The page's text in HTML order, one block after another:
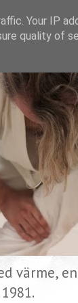
värme,
Your IP
quality of